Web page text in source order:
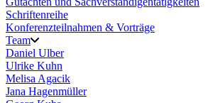
Schriftenreihe
Konferenzteilnahmen & Vorträge
Team
Daniel Ulber
Ulrike Kuhn
Melisa Agacik
Jana Hagenmüller